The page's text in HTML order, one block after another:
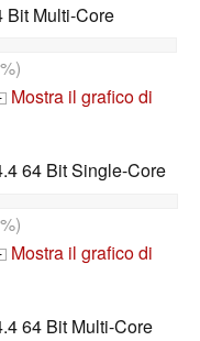
Bit Multi-Core
Mostra il grafico di
64 Bit Single-Core
Mostra il grafico di
64 Bit Multi-Core